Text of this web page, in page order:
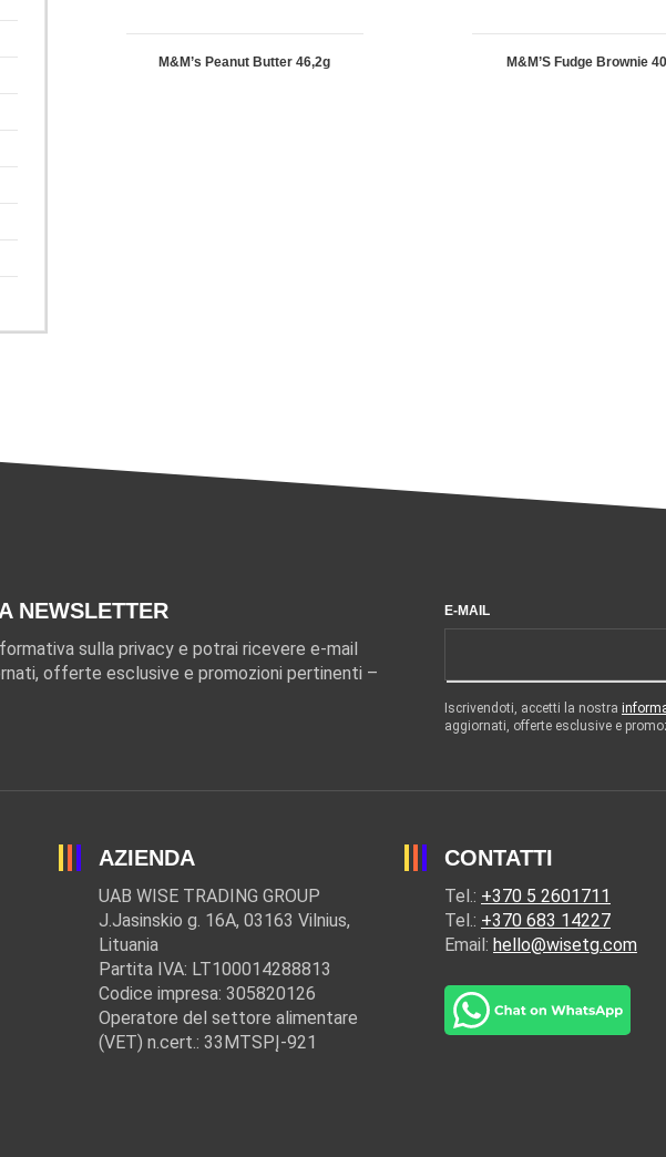
M&M’s Peanut Butter 46,2g M&M’S Fudge Brownie
NEWSLETTER
sulla privacy e potrai ricevere e-mail
offerte esclusive e promozioni pertinenti –
E-MAIL
Iscrivendoti, accetti la nostra
aggiornati, offerte esclusive e
AZIENDA
UAB WISE TRADING GROUP
J.Jasinskio g. 16A, 03163 Vilnius,
Lituania
Partita IVA: LT100014288813
Codice impresa: 305820126
Operatore del settore alimentare
(VET) n.cert.: 33MTSPĮ-921
CONTATTI
Tel.: +370 5 2601711
Tel.: +370 683 14227
Email: hello@wisetg.com